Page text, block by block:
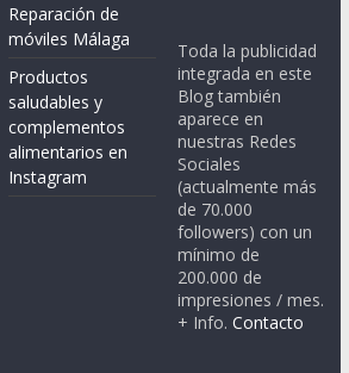
Reparación de
móviles Málaga
Productos
saludables y
complementos
alimentarios en
Instagram
Toda la publicidad
integrada en este
Blog también
aparece en
nuestras Redes
Sociales
(actualmente más
de 70.000
followers) con un
mínimo de
200.000 de
impresiones / mes.
+ Info.Contacto